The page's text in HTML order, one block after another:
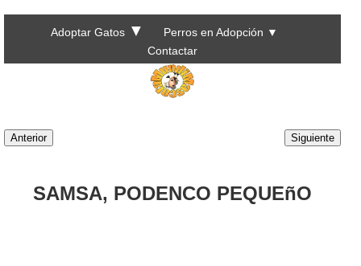
Adoptar Gatos ▼ Perros en Adopción ▼
Contactar
Anterior Siguiente
SAMSA, PODENCO PEQUEñO